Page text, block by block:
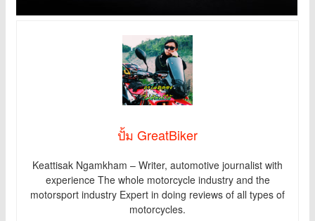
ปั้ม GreatBiker
Keattisak Ngamkham – Writer, automotive journalist with
experience The whole motorcycle industry and the
motorsport industry Expert in doing reviews of all types of
motorcycles.